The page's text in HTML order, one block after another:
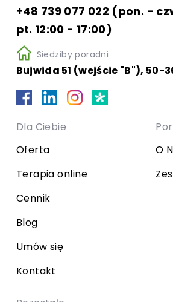
+48 739 077 022 (pon. -
pt. 12:00 - 17:00)
Siedziby poradni
Bujwida 51 (wejście "B"), 50-
Dla Ciebie
Oferta
Terapia online
Cennik
Blog
Umów się
Kontakt
O